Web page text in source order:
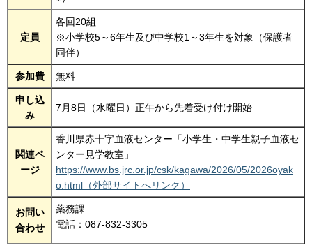
定員
各回20組
※小学校5～6年生及び中学校1～3年生を対象（保護者
同伴）
参加費 無料
申し込
み
7月8日（水曜日）正午から先着受け付け開始
関連ペ
ージ
香川県赤十字血液センター「小学生・中学生親子血液セ
ンター見学教室」
https://www.bs.jrc.or.jp/csk/kagawa/2026/05/2026oyak
o.html（外部サイトへリンク）
お問い
合わせ
薬務課
電話：087-832-3305